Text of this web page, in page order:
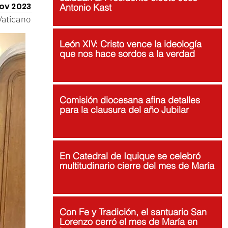
2023
Antonio Kast
León XIV: Cristo vence la ideología
que nos hace sordos a la verdad
Comisión diocesana afina detalles
para la clausura del año Jubilar
En Catedral de Iquique se celebró
multitudinario cierre del mes de María
Con Fe y Tradición, el santuario San
Lorenzo cerró el mes de María en